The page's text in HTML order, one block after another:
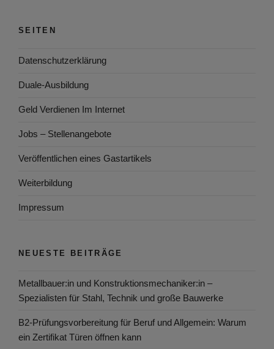
SEITEN
Datenschutzerklärung
Duale-Ausbildung
Geld Verdienen Im Internet
Jobs – Stellenangebote
Veröffentlichen eines Gastartikels
Weiterbildung
Impressum
NEUESTE BEITRÄGE
Metallbauer:in und Konstruktionsmechaniker:in –
Spezialisten für Stahl, Technik und große Bauwerke
B2-Prüfungsvorbereitung für Beruf und Allgemein: Warum
ein Zertifikat Türen öffnen kann